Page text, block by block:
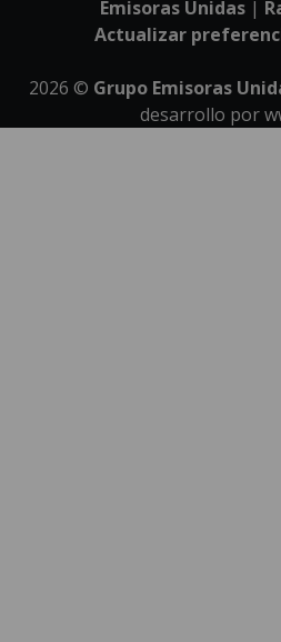
Emisoras Unidas |
Actualizar
2026 © Grupo Emisoras
desarrollo por